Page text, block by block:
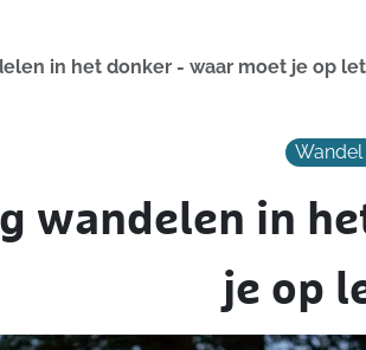
in het donker - waar moet je op
Wandel
wandelen in
je op